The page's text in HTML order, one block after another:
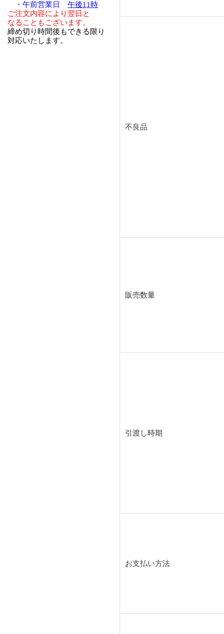
・午前営業日 午後11時
ご注文内容により翌日と
なることもございます。
締め切り時間後もできる限り
対応いたします。
不良品
販売数量
引渡し時期
お支払い方法